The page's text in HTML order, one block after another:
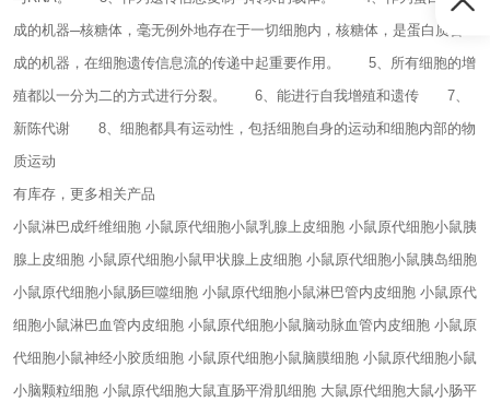
成的机器─核糖体，毫无例外地存在于一切细胞内，核糖体，是蛋白质合
成的机器，在细胞遗传信息流的传递中起重要作用。
5、所有细胞的增
殖都以一分为二的方式进行分裂。
6、能进行自我增殖和遗传 7、
新陈代谢 8、细胞都具有运动性，包括细胞自身的运动和细胞内部的物
质运动
有库存，更多相关产品
小鼠淋巴成纤维细胞 小鼠原代细胞小鼠乳腺上皮细胞 小鼠原代细胞小鼠胰
腺上皮细胞 小鼠原代细胞小鼠甲状腺上皮细胞 小鼠原代细胞小鼠胰岛细胞
小鼠原代细胞小鼠肠巨噬细胞 小鼠原代细胞小鼠淋巴管内皮细胞 小鼠原代
细胞小鼠淋巴血管内皮细胞 小鼠原代细胞小鼠脑动脉血管内皮细胞 小鼠原
代细胞小鼠神经小胶质细胞 小鼠原代细胞小鼠脑膜细胞 小鼠原代细胞小鼠
小脑颗粒细胞 小鼠原代细胞大鼠直肠平滑肌细胞 大鼠原代细胞大鼠小肠平